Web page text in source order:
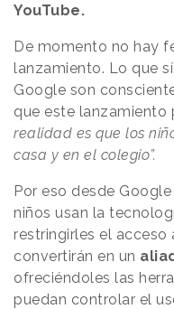
YouTube.
De momento no hay
lanzamiento. Lo que
Google son
que este lanzamiento
realidad es que los
casa y en el colegio”.
Por eso desde
niños usan la
restringirles el acceso
convertirán en un
ofreciéndoles las
puedan controlar el